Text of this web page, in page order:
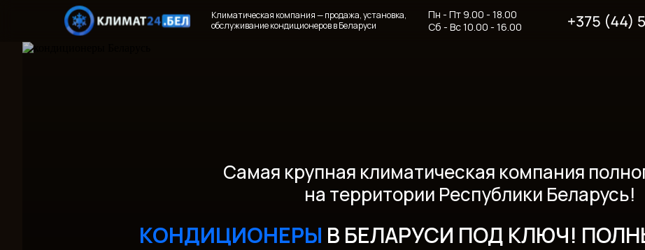
Пн - Пт 9.00 - 18.00
Сб - Вс 10.00 - 16.00
Климатическая компания — продажа, установка,
обслуживание кондиционеров в Беларуси
Самая крупная климатическая компания
на территории Республики Беларусь!
КОНДИЦИОНЕРЫ В БЕЛАРУСИ ПОД КЛЮЧ!